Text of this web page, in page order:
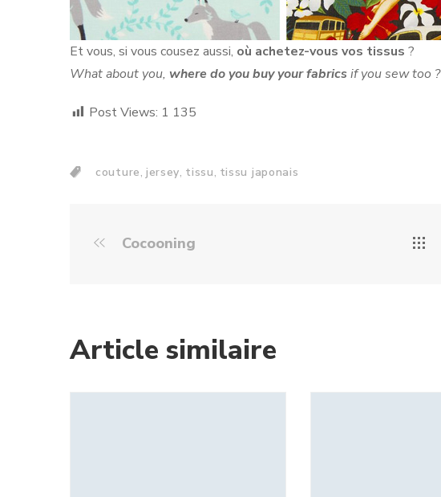
Et vous, si vous cousez aussi, où achetez-vous vos tissus ?
What about you, where do you buy your fabrics if you sew too ?
Post Views: 1 135
couture, jersey, tissu, tissu japonais
Cocooning
Article similaire